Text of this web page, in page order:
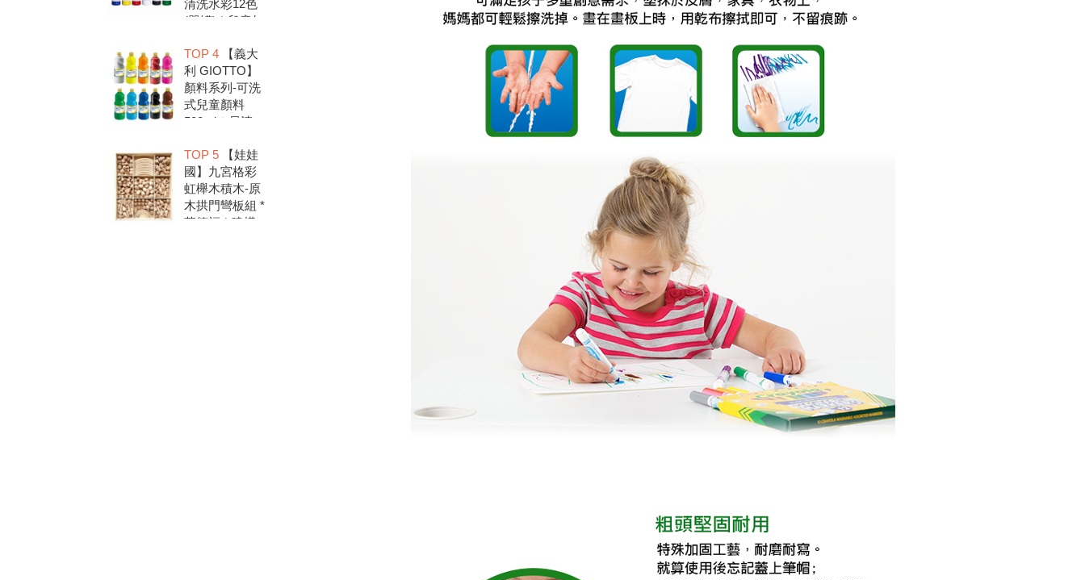
清洗水彩12色
(單罐) * 兒童無
安全好放心，
彩繪DIY超有趣
TOP 4【義大
利 GIOTTO】
顏料系列-可洗
式兒童顏料
500ml＊易清
童美勞.親子部
落客推薦
TOP 5【娃娃
國】九宮格彩
虹櫸木積木-原
木拱門彎板組 *
華德福 * 建構